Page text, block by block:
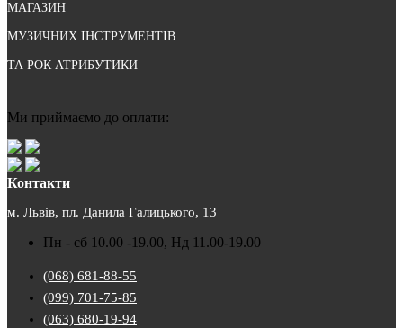
МАГАЗИН
МУЗИЧНИХ ІНСТРУМЕНТІВ
ТА РОК АТРИБУТИКИ
Ми приймаємо до оплати:
Контакти
м. Львів, пл. Данила Галицького, 13
Пн - сб 10.00 -19.00, Нд 11.00-19.00
(068) 681-88-55
(099) 701-75-85
(063) 680-19-94